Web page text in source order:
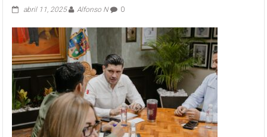
abril 11, 2025 Alfonso N 0